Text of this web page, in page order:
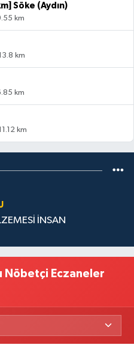
Söke (Aydın)
km
13.8 km
km
11.12 km
İNSAN
Nöbetçi Eczaneler